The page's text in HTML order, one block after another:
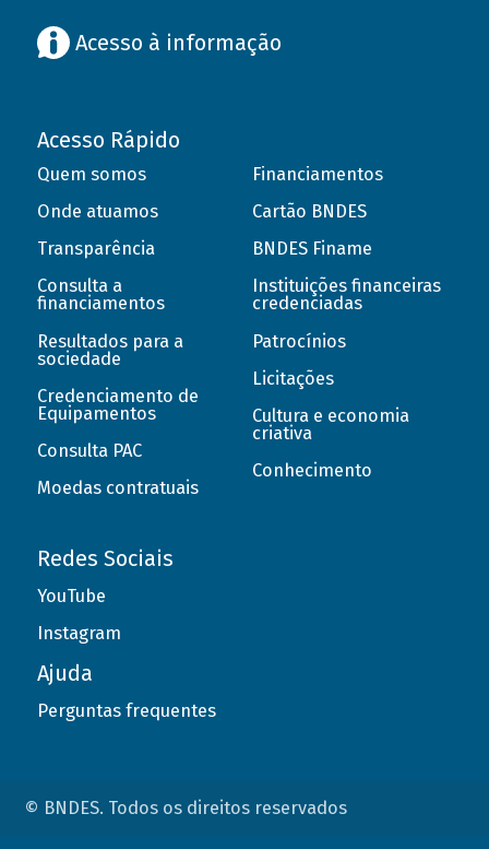
Acesso à informação
Acesso Rápido
Quem somos
Onde atuamos
Transparência
Consulta a
financiamentos
Resultados para a
sociedade
Credenciamento de
Equipamentos
Consulta PAC
Moedas contratuais
Financiamentos
Cartão BNDES
BNDES Finame
Instituições financeiras
credenciadas
Patrocínios
Licitações
Cultura e economia
criativa
Conhecimento
Redes Sociais
YouTube
Instagram
Ajuda
Perguntas frequentes
© BNDES. Todos os direitos reservados